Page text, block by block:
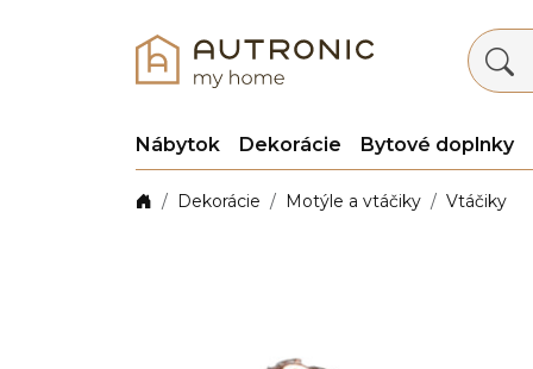
Nábytok Dekorácie Bytové doplnky
Dekorácie Motýle a vtáčiky Vtáčiky